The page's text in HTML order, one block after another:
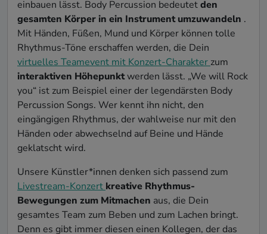
einbauen lässt. Body Percussion bedeutetden
gesamten Körper in ein Instrument umzuwandeln .
Mit Händen, Füßen, Mund und Körper können tolle
Rhythmus-Töne erschaffen werden, die Dein
virtuelles Teamevent mit Konzert-Charakter zum
interaktiven Höhepunktwerden lässt. „We will Rock
you“ ist zum Beispiel einer der legendärsten Body
Percussion Songs. Wer kennt ihn nicht, den
eingängigen Rhythmus, der wahlweise nur mit den
Händen oder abwechselnd auf Beine und Hände
geklatscht wird.
Unsere Künstler*innen denken sich passend zum
Livestream-Konzert kreative Rhythmus-
Bewegungen zum Mitmachen aus, die Dein
gesamtes Team zum Beben und zum Lachen bringt.
Denn es gibt immer diesen einen Kollegen, der das